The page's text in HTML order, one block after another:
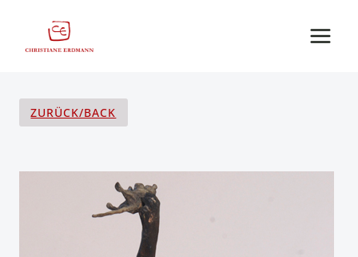
springen
ZURÜCK/BACK